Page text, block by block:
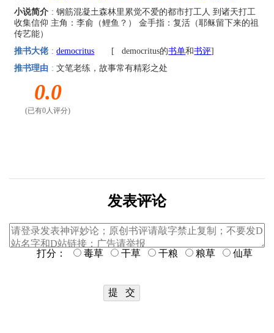
小说简介 : 钢筋混凝土森林里累觉不爱的都市打工人 到诸天打工
收集信仰 主角：李俞（鲤鱼？） 金手指：复活（耶稣留下来的祖
传艺能）
推书大佬 : democritus [ democritus的书单和书评]
推书理由 : 文笔老练，故事常有精彩之处
0.0
(已有0人评分)
发表评论
打分： 毒草 干草 干粮 粮草 仙草